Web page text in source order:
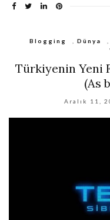
Blogging Dünya
Türkiyenin Yeni
(As
Aralık 11,